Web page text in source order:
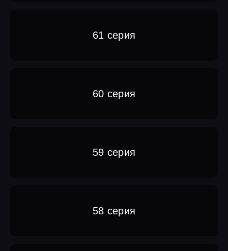
61 серия
60 серия
59 серия
58 серия